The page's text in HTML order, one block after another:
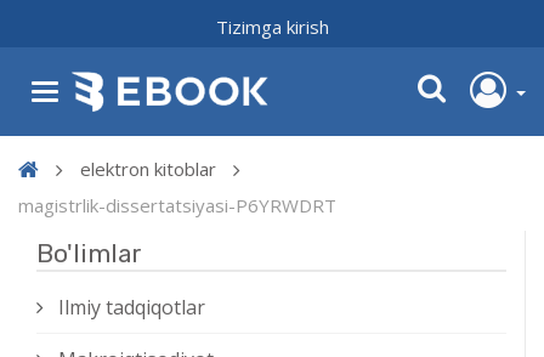
Tizimga kirish
elektron kitoblar
magistrlik-dissertatsiyasi-P6YRWDRT
Bo'limlar
Ilmiy tadqiqotlar